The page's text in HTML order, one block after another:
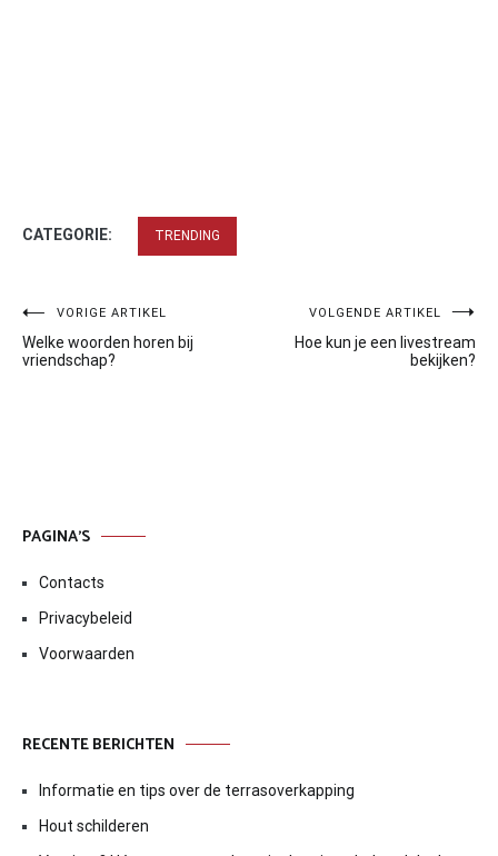
CATEGORIE: TRENDING
Bericht
navigatie
VORIGE ARTIKEL
Welke woorden horen bij
vriendschap?
VOLGENDE ARTIKEL
Hoe kun je een livestream
bekijken?
PAGINA’S
Contacts
Privacybeleid
Voorwaarden
RECENTE BERICHTEN
Informatie en tips over de terrasoverkapping
Hout schilderen